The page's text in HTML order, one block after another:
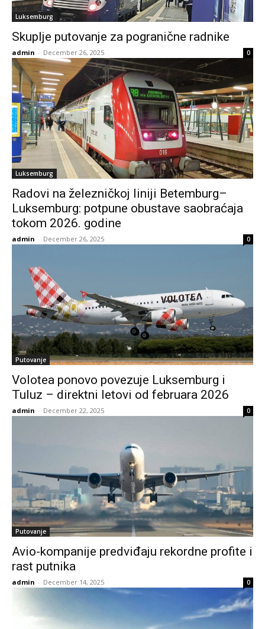
Luksemburg
Skuplje putovanje za pogranične radnike
admin - December 26, 2025 0
Luksemburg
Radovi na železničkoj liniji Betemburg–
Luksemburg: potpune obustave saobraćaja
tokom 2026. godine
admin - December 26, 2025 0
Putovanje
Volotea ponovo povezuje Luksemburg i
Tuluz – direktni letovi od februara 2026
admin - December 22, 2025 0
Putovanje
Avio-kompanije predviđaju rekordne profite i
rast putnika
admin - December 14, 2025 0